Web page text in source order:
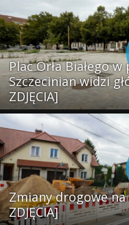
Plac Orła Białego
Szczecinian widzi
ZDJĘCIA]
Zmiany drogowe na
ZDJĘCIA]